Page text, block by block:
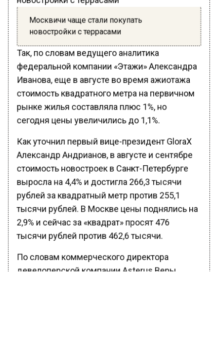
Москвичи чаще стали покупать
новостройки с террасами
Так, по словам ведущего аналитика
федеральной компании «Этажи» Александра
Иванова, еще в августе во время ажиотажа
стоимость квадратного метра на первичном
рынке жилья составляла плюс 1%, но
сегодня цены увеличились до 1,1%.
Как уточнил первый вице-президент GloraX
Александр Андрианов, в августе и сентябре
стоимость новостроек в Санкт-Петербурге
выросла на 4,4% и достигла 266,3 тысячи
рублей за квадратный метр против 255,1
тысячи рублей. В Москве цены поднялись на
2,9% и сейчас за «квадрат» просят 476
тысячи рублей против 462,6 тысячи.
По словам коммерческого директора
девелоперской компании Asterus Веры